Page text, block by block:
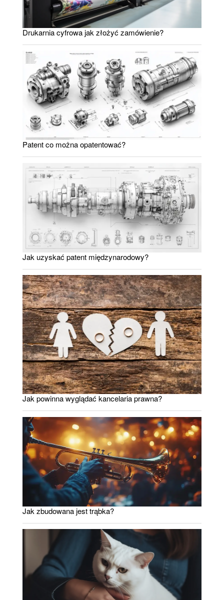
Drukarnia cyfrowa jak złożyć zamówienie?
Patent co można opatentować?
Jak uzyskać patent międzynarodowy?
Jak powinna wyglądać kancelaria prawna?
Jak zbudowana jest trąbka?